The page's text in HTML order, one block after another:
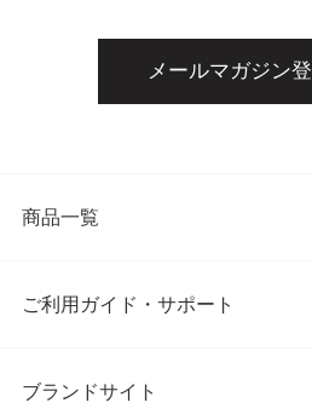
メールマガジン
商品一覧
ご利用ガイド・サポート
ブランドサイト